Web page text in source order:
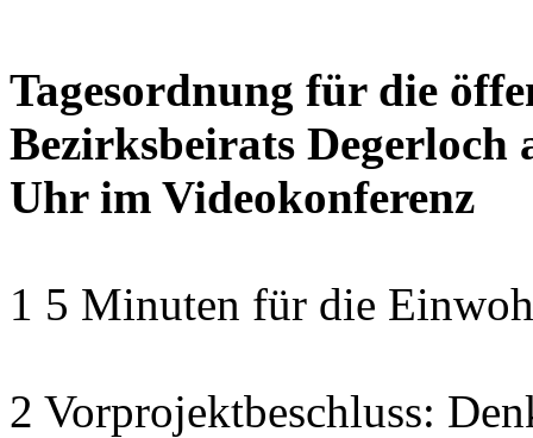
Tagesordnung für die
Bezirksbeirats Degerloch
Uhr im Videokonferenz
1 5 Minuten für die
2 Vorprojektbeschluss: